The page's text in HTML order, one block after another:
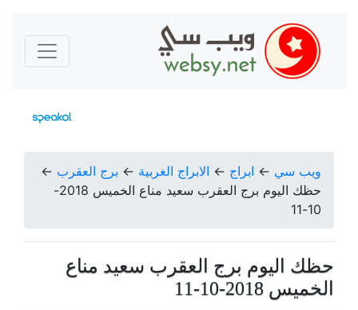
ويب سي ← ابراج ← الابراج الغربية ← برج العقرب ←
حظك اليوم برج العقرب سعيد مناع الخميس 2018-
10-11
حظك اليوم برج العقرب سعيد مناع
الخميس 2018-10-11